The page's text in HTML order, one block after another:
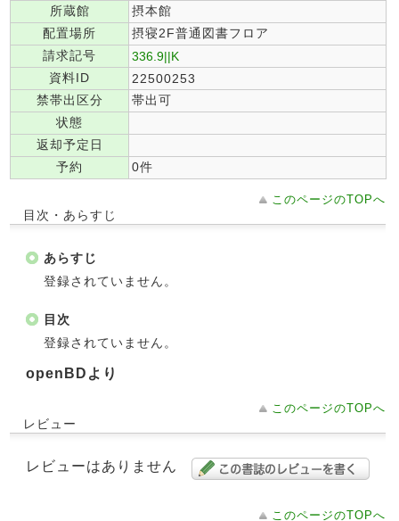
所蔵館
摂本館
配置場所
摂寝2F普通図書フロア
請求記号
336.9||K
資料ID
22500253
禁帯出区分
帯出可
状態
返却予定日
予約
0件
このページのTOPへ
目次・あらすじ
あらすじ
登録されていません。
目次
登録されていません。
openBDより
このページのTOPへ
レビュー
レビューはありません
このページのTOPへ